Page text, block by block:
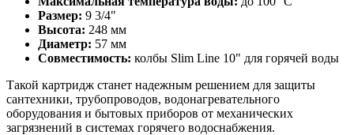
Размер: 9 3/4"
Высота: 248 мм
Диаметр: 57 мм
Совместимость: колбы Slim Line 10" для горячей воды
Такой картридж станет надежным решением для защиты
сантехники, трубопроводов, водонагревательного
оборудования и бытовых приборов от механических
загрязнений в системах горячего водоснабжения.